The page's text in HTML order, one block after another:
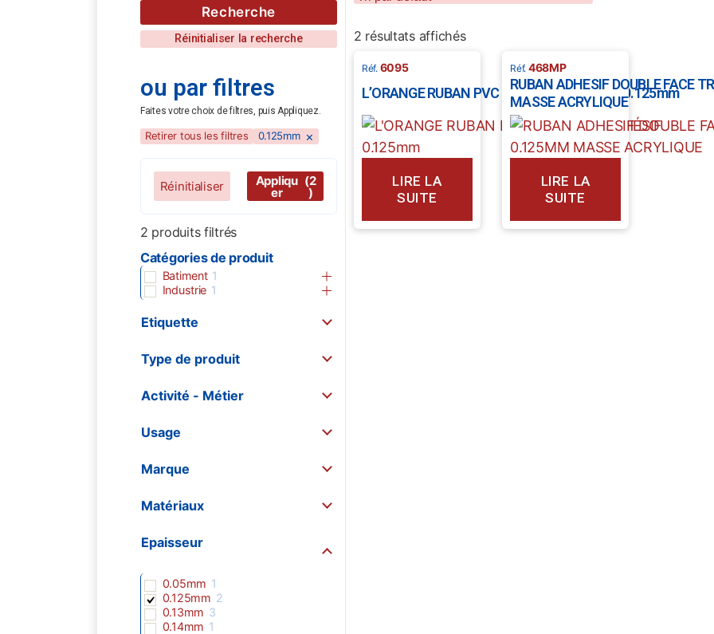
Recherche
Réinitialiser la recherche
ou par filtres
Faites votre choix de filtres, puis Appliquez.
Retirer tous les filtres 0.125mm ×
2 produits filtrés
Catégories de produit
Batiment 1
Industrie 1
Etiquette
Type de produit
Activité - Métier
Usage
Marque
Matériaux
Epaisseur
0.05mm 1
0.125mm 2
0.13mm 3
0.14mm 1
Appliqu
er
(2
)
Réinitialiser
2 résultats affichés
L’ORANGE RUBAN PVC PLASTIFIÉ ADHÉSIF 0.125mm
6095
LIRE LA
SUITE
RUBAN ADHESIF DOUBLE FACE
MASSE ACRYLIQUE
468MP
LIRE LA
SUITE